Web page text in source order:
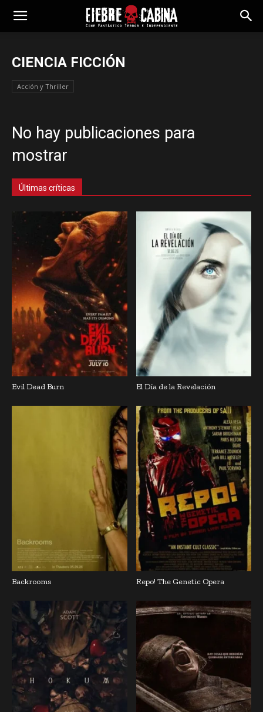
CIENCIA FICCIÓN
Acción y Thriller
No hay publicaciones para
mostrar
Últimas críticas
Evil Dead Burn El Día de la Revelación
Backrooms Repo! The Genetic Opera